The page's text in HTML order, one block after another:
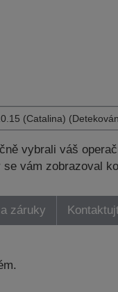
vybrali váš
se vám zobrazoval
záruky